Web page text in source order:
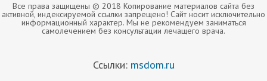
Все права защищены © 2018 Копирование материалов сайта без
активной, индексируемой ссылки запрещено! Сайт носит исключительно
информационный характер. Мы не рекомендуем заниматься
самолечением без консультации лечащего врача.
Ссылки: msdom.ru